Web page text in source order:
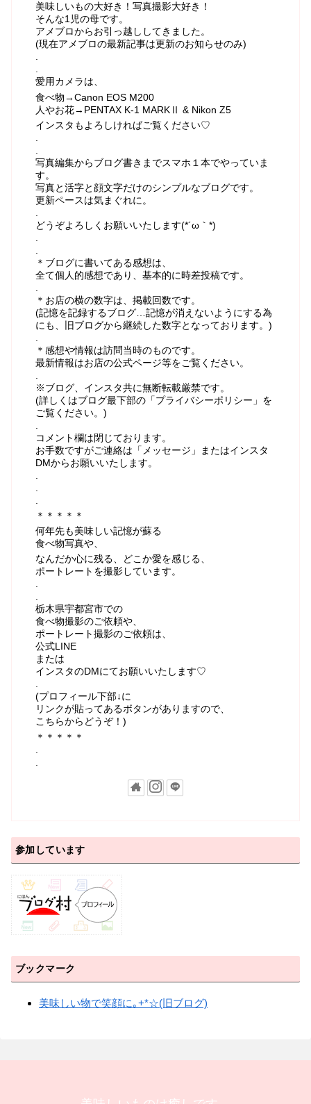
美味しいもの大好き！写真撮影大好き！
そんな1児の母です。
アメブロからお引っ越ししてきました。
(現在アメブロの最新記事は更新のお知らせのみ)
.
.
愛用カメラは、
食べ物→Canon EOS M200
人やお花→PENTAX K-1 MARKⅡ & Nikon Z5
インスタもよろしければご覧ください♡
写真編集からブログ書きまでスマホ１本でやっていま
す。
写真と活字と顔文字だけのシンプルなブログです。
更新ペースは気まぐれに。
どうぞよろしくお願いいたします(*´ω｀*)
＊ブログに書いてある感想は、
全て個人的感想であり、基本的に時差投稿です。
＊お店の横の数字は、掲載回数です。
(記憶を記録するブログ…記憶が消えないようにする為
にも、旧ブログから継続した数字となっております。)
＊感想や情報は訪問当時のものです。
最新情報はお店の公式ページ等をご覧ください。
※ブログ、インスタ共に無断転載厳禁です。
(詳しくはブログ最下部の「プライバシーポリシー」を
ご覧ください。)
コメント欄は閉じております。
お手数ですがご連絡は「メッセージ」またはインスタ
DMからお願いいたします。
＊＊＊＊＊
何年先も美味しい記憶が蘇る
食べ物写真や、
なんだか心に残る、どこか愛を感じる、
ポートレートを撮影しています。
.
.
栃木県宇都宮市での
食べ物撮影のご依頼や、
ポートレート撮影のご依頼は、
公式LINE
または
インスタのDMにてお願いいたします♡
.
(プロフィール下部↓に
リンクが貼ってあるボタンがありますので、
こちらからどうぞ！)
＊＊＊＊＊
参加しています
ブックマーク
美味しい物で笑顔に｡+*☆(旧ブログ)